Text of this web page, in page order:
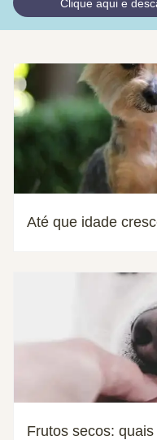
Clique aqui e
Até que idade
Frutos secos: